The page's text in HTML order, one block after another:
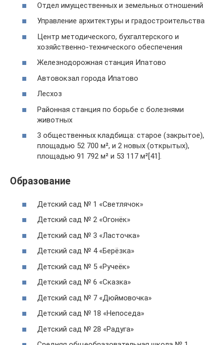
Отдел имущественных и земельных отношений
Управление архитектуры и градостроительства
Центр методического, бухгалтерского и
хозяйственно-технического обеспечения
Железнодорожная станция Ипатово
Автовокзал города Ипатово
Лесхоз
Районная станция по борьбе с болезнями
животных
3 общественных кладбища: старое (закрытое),
площадью 52 700 м², и 2 новых (открытых),
площадью 91 792 м² и 53 117 м²[41].
Образование
Детский сад № 1 «Светлячок»
Детский сад № 2 «Огонёк»
Детский сад № 3 «Ласточка»
Детский сад № 4 «Берёзка»
Детский сад № 5 «Ручеёк»
Детский сад № 6 «Сказка»
Детский сад № 7 «Дюймовочка»
Детский сад № 18 «Непоседа»
Детский сад № 28 «Радуга»